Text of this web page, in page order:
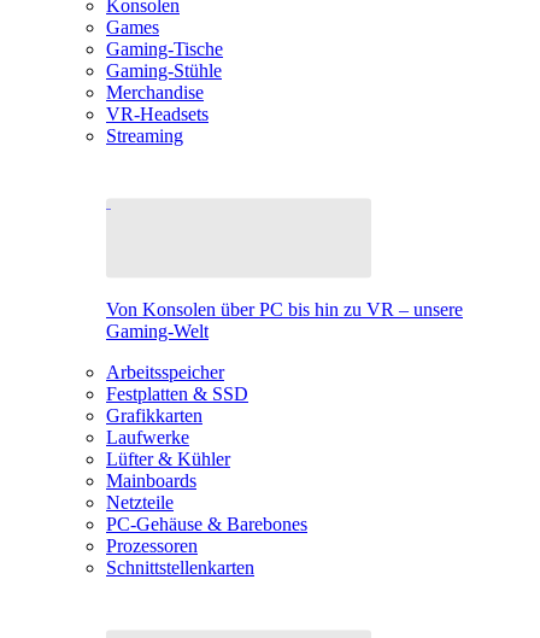
Konsolen
Games
Gaming-Tische
Gaming-Stühle
Merchandise
VR-Headsets
Streaming
Von Konsolen über PC bis hin zu VR – unsere
Gaming-Welt
Arbeitsspeicher
Festplatten & SSD
Grafikkarten
Laufwerke
Lüfter & Kühler
Mainboards
Netzteile
PC-Gehäuse & Barebones
Prozessoren
Schnittstellenkarten